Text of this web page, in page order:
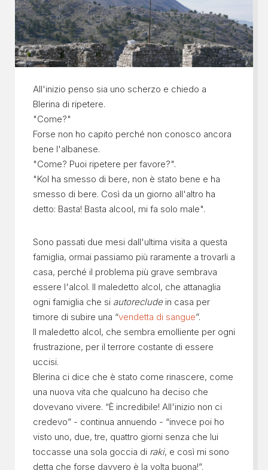
All'inizio penso sia uno scherzo e chiedo a
Blerina di ripetere.
"Come?"
Forse non ho capito perché non conosco ancora
bene l'albanese.
"Come? Puoi ripetere per favore?".
"Kol ha smesso di bere, non è stato bene e ha
smesso di bere. Così da un giorno all'altro ha
detto: Basta! Basta alcool, mi fa solo male".
Sono passati due mesi dall'ultima visita a questa
famiglia, ormai passiamo più raramente a trovarli a
casa, perché il problema più grave sembrava
essere l'alcol. Il maledetto alcol, che attanaglia
ogni famiglia che si autorecludein casa per
timore di subire una “vendetta di sangue”.
Il maledetto alcol, che sembra emolliente per ogni
frustrazione, per il terrore costante di essere
uccisi.
Blerina ci dice che è stato come rinascere, come
una nuova vita che qualcuno ha deciso che
dovevano vivere. “È incredibile! All'inizio non ci
credevo” - continua annuendo - “invece poi ho
visto uno, due, tre, quattro giorni senza che lui
toccasse una sola goccia di raki, e così mi sono
detta che forse davvero è la volta buona!”.